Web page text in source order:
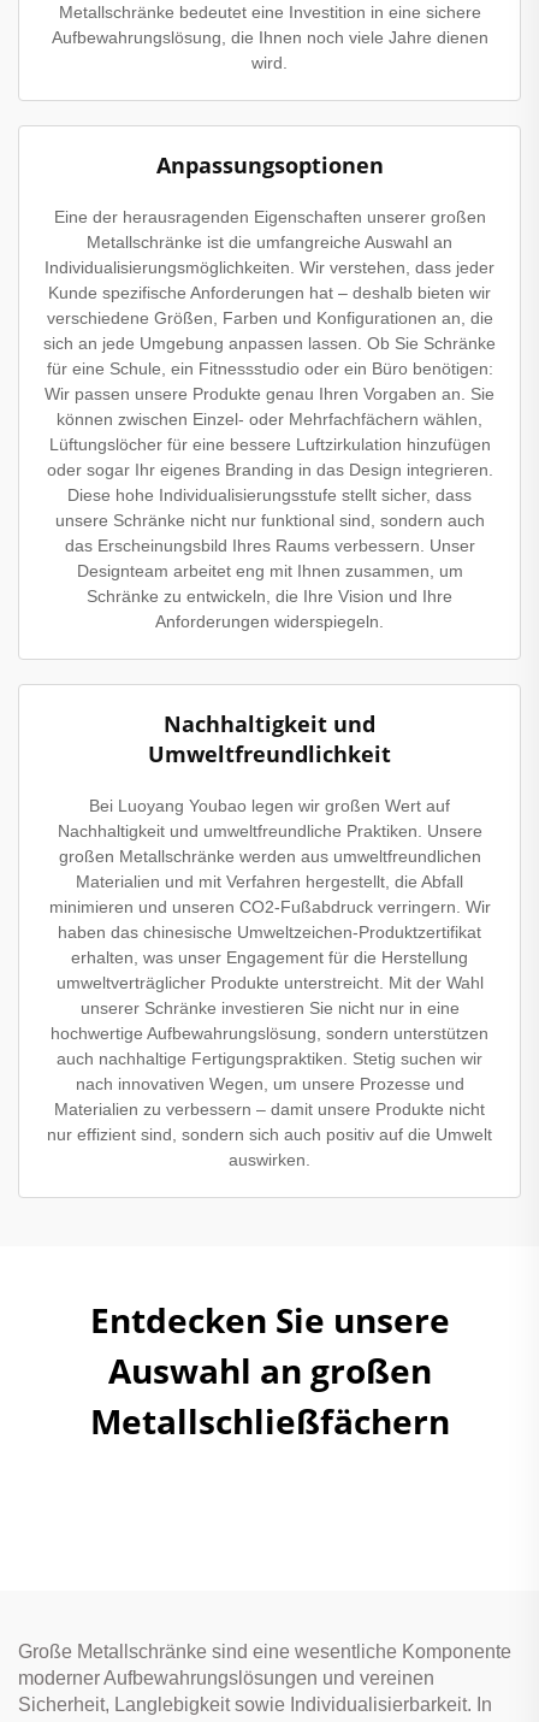
Metallschränke bedeutet eine Investition in eine sichere
Aufbewahrungslösung, die Ihnen noch viele Jahre dienen
wird.
Anpassungsoptionen
Eine der herausragenden Eigenschaften unserer großen
Metallschränke ist die umfangreiche Auswahl an
Individualisierungsmöglichkeiten. Wir verstehen, dass jeder
Kunde spezifische Anforderungen hat – deshalb bieten wir
verschiedene Größen, Farben und Konfigurationen an, die
sich an jede Umgebung anpassen lassen. Ob Sie Schränke
für eine Schule, ein Fitnessstudio oder ein Büro benötigen:
Wir passen unsere Produkte genau Ihren Vorgaben an. Sie
können zwischen Einzel- oder Mehrfachfächern wählen,
Lüftungslöcher für eine bessere Luftzirkulation hinzufügen
oder sogar Ihr eigenes Branding in das Design integrieren.
Diese hohe Individualisierungsstufe stellt sicher, dass
unsere Schränke nicht nur funktional sind, sondern auch
das Erscheinungsbild Ihres Raums verbessern. Unser
Designteam arbeitet eng mit Ihnen zusammen, um
Schränke zu entwickeln, die Ihre Vision und Ihre
Anforderungen widerspiegeln.
Nachhaltigkeit und
Umweltfreundlichkeit
Bei Luoyang Youbao legen wir großen Wert auf
Nachhaltigkeit und umweltfreundliche Praktiken. Unsere
großen Metallschränke werden aus umweltfreundlichen
Materialien und mit Verfahren hergestellt, die Abfall
minimieren und unseren CO2-Fußabdruck verringern. Wir
haben das chinesische Umweltzeichen-Produktzertifikat
erhalten, was unser Engagement für die Herstellung
umweltverträglicher Produkte unterstreicht. Mit der Wahl
unserer Schränke investieren Sie nicht nur in eine
hochwertige Aufbewahrungslösung, sondern unterstützen
auch nachhaltige Fertigungspraktiken. Stetig suchen wir
nach innovativen Wegen, um unsere Prozesse und
Materialien zu verbessern – damit unsere Produkte nicht
nur effizient sind, sondern sich auch positiv auf die Umwelt
auswirken.
Entdecken Sie unsere
Auswahl an großen
Metallschließfächern
Große Metallschränke sind eine wesentliche Komponente
moderner Aufbewahrungslösungen und vereinen
Sicherheit, Langlebigkeit sowie Individualisierbarkeit. In